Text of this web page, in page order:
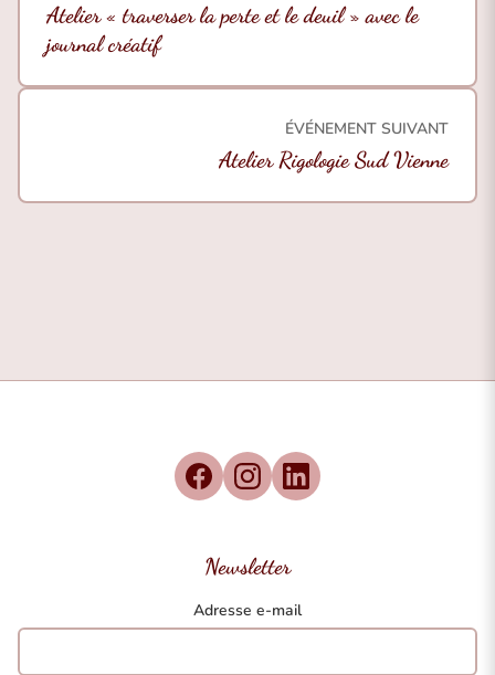
Atelier « traverser la perte et le deuil » avec le
journal créatif
ÉVÉNEMENT SUIVANT
Atelier Rigologie Sud Vienne
Newsletter
Adresse e-mail